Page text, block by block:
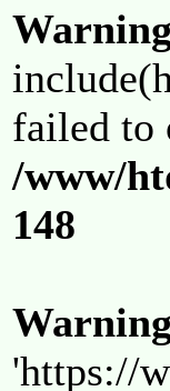
Warning
failed to
/www/
148
Warning
'https://